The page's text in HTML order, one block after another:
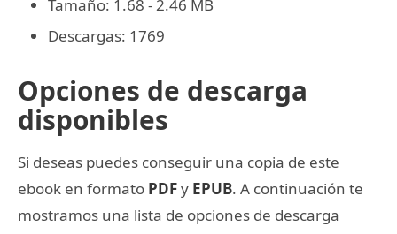
Tamaño: 1.68 - 2.46 MB
Descargas: 1769
Opciones de descarga
disponibles
Si deseas puedes conseguir una copia de este
ebook en formato PDFy EPUB. A continuación te
mostramos una lista de opciones de descarga